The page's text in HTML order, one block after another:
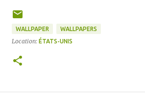
WALLPAPER WALLPAPERS
Location: ÉTATS-UNIS